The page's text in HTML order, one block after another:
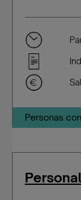
Personas